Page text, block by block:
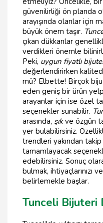
güvenilirliği ön planda
arayışında olanlar için
büyük önem taşır.
çıkan dükkanlar
verdikleri önemle
Peki, uygun fiyatlı
değerlendirirken
mü? Elbette! Birçok
eden geniş bir ürün
arayanlar için ise özel
seçenekler sunabilir.
arasında, şıkve özgün
yer bulabilirsiniz.
trendleri yakından
tamamlayacak
edebilirsiniz. Sonuç
bulmak, ihtiyaçlarınızı
belirlemekle başlar.
Tunceli Bijuteri